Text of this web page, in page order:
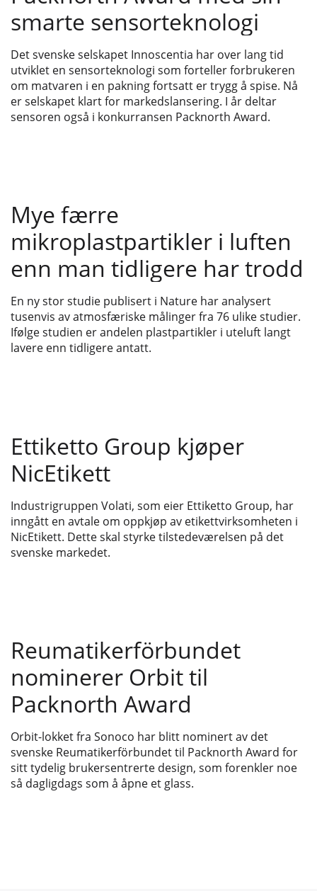
smarte sensorteknologi
Det svenske selskapet Innoscentia har over lang tid
utviklet en sensorteknologi som forteller forbrukeren
om matvaren i en pakning fortsatt er trygg å spise. Nå
er selskapet klart for markedslansering. I år deltar
sensoren også i konkurransen Packnorth Award.
Mye færre
mikroplastpartikler i luften
enn man tidligere har trodd
En ny stor studie publisert i Nature har analysert
tusenvis av atmosfæriske målinger fra 76 ulike studier.
Ifølge studien er andelen plastpartikler i uteluft langt
lavere enn tidligere antatt.
Ettiketto Group kjøper
NicEtikett
Industrigruppen Volati, som eier Ettiketto Group, har
inngått en avtale om oppkjøp av etikettvirksomheten i
NicEtikett. Dette skal styrke tilstedeværelsen på det
svenske markedet.
Reumatikerförbundet
nominerer Orbit til
Packnorth Award
Orbit-lokket fra Sonoco har blitt nominert av det
svenske Reumatikerförbundet til Packnorth Award for
sitt tydelig brukersentrerte design, som forenkler noe
så dagligdags som å åpne et glass.